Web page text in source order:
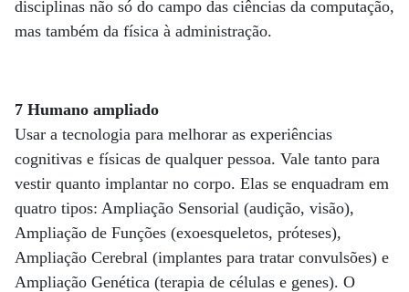
disciplinas não só do campo das ciências da computação,
mas também da física à administração.
7 Humano ampliado
Usar a tecnologia para melhorar as experiências
cognitivas e físicas de qualquer pessoa. Vale tanto para
vestir quanto implantar no corpo. Elas se enquadram em
quatro tipos: Ampliação Sensorial (audição, visão),
Ampliação de Funções (exoesqueletos, próteses),
Ampliação Cerebral (implantes para tratar convulsões) e
Ampliação Genética (terapia de células e genes). O